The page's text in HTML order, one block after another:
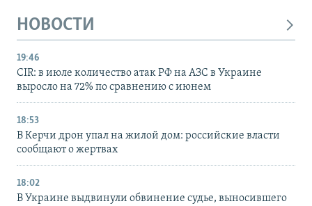
НОВОСТИ
19:46
CIR: в июле количество атак РФ на АЗС в Украине
выросло на 72% по сравнению с июнем
18:53
В Керчи дрон упал на жилой дом: российские власти
сообщают о жертвах
18:02
В Украине выдвинули обвинение судье, выносившего